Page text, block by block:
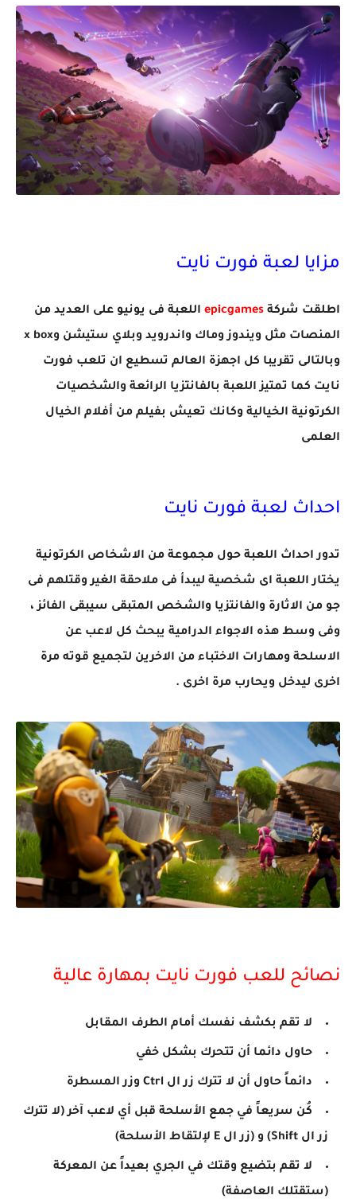
مزايا لعبة فورت نايت
اطلقت شركة epicgames اللعبة فى يونيو على العديد من
المنصات مثل ويندوز وماك واندرويد وبلاي ستيشن وx box
وبالتالى تقريبا كل اجهزة العالم تسطيع ان تلعب فورت
نايت كما تمتيز اللعبة بالفانتزيا الرائعة والشخصيات
الكرتونية الخيالية وكانك تعيش بفيلم من أفلام الخيال
العلمى
احداث لعبة فورت نايت
تدور احداث اللعبة حول مجموعة من الاشخاص الكرتونية
يختار اللعبة اى شخصية ليبدأ فى ملاحقة الغير وقتلهم فى
جو من الاثارة والفانتزيا والشخص المتبقى سيبقى الفائز ،
وفى وسط هذه الاجواء الدرامية يبحث كل لاعب عن
الاسلحة ومهارات الاختباء من الاخرين لتجميع قوته مرة
اخرى ليدخل ويحارب مرة اخرى .
نصائح للعب فورت نايت بمهارة عالية
لا تقم بكشف نفسك أمام الطرف المقابل
حاول دائما أن تتحرك بشكل خفي
دائماً حاول أن لا تترك زر ال Ctrl وزر المسطرة
كُن سريعاً في جمع الأسلحة قبل أي لاعب آخر (لا تترك
زر ال Shift) و (زر ال E لإلتقاط الأسلحة)
لا تقم بتضيع وقتك في الجري بعيداً عن المعركة
(ستقتلك العاصفة)